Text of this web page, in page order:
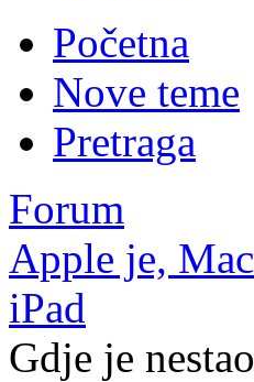
Početna
Nove teme
Pretraga
Forum
Apple je,
iPad
Gdje je